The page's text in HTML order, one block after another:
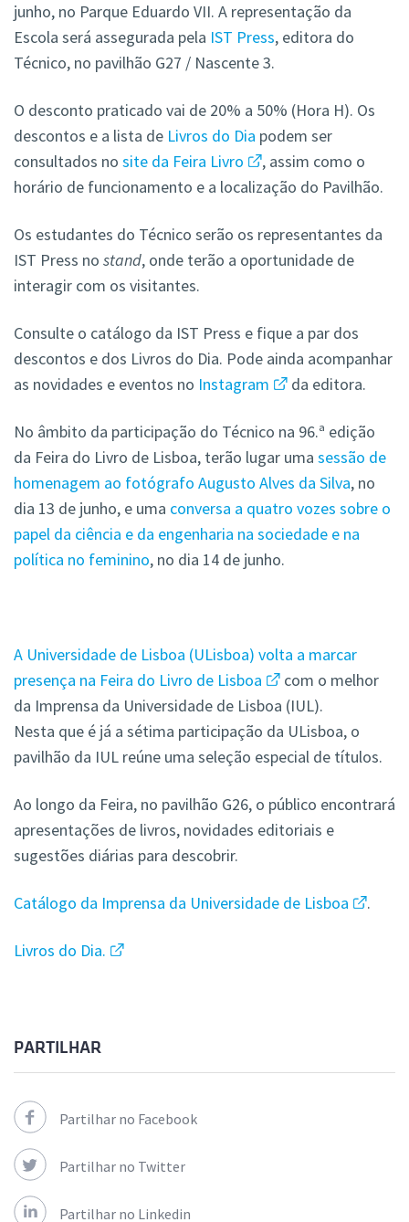
junho, no Parque Eduardo VII. A representação da
Escola será assegurada pela IST Press, editora do
Técnico, no pavilhão G27 / Nascente 3.
O desconto praticado vai de 20% a 50% (Hora H). Os
descontos e a lista de Livros do Dia podem ser
consultados no site da Feira Livro
, assim como o
horário de funcionamento e a localização do Pavilhão.
Os estudantes do Técnico serão os representantes da
IST Press no stand, onde terão a oportunidade de
interagir com os visitantes.
Consulte o catálogo da IST Press e fique a par dos
descontos e dos Livros do Dia. Pode ainda acompanhar
as novidades e eventos no Instagram da editora.
No âmbito da participação do Técnico na 96.ª edição
da Feira do Livro de Lisboa, terão lugar uma sessão de
homenagem ao fotógrafo Augusto Alves da Silva, no
dia 13 de junho, e uma conversa a quatro vozes sobre o
papel da ciência e da engenharia na sociedade e na
política no feminino, no dia 14 de junho.
A Universidade de Lisboa (ULisboa) volta a marcar
presença na Feira do Livro de Lisboa
com o melhor
da Imprensa da Universidade de Lisboa (IUL).
Nesta que é já a sétima participação da ULisboa, o
pavilhão da IUL reúne uma seleção especial de títulos.
Ao longo da Feira, no pavilhão G26, o público encontrará
apresentações de livros, novidades editoriais e
sugestões diárias para descobrir.
Catálogo da Imprensa da Universidade de Lisboa .
Livros do Dia.
PARTILHAR
Partilhar no Facebook
Partilhar no Twitter
Partilhar no Linkedin